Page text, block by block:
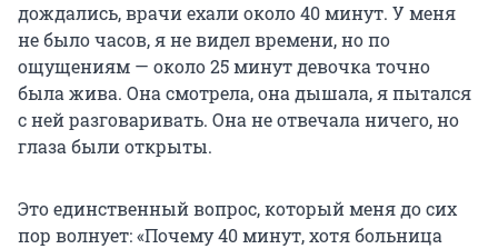
дождались, врачи ехали около 40 минут. У меня
не было часов, я не видел времени, но по
ощущениям — около 25 минут девочка точно
была жива. Она смотрела, она дышала, я пытался
с ней разговаривать. Она не отвечала ничего, но
глаза были открыты.
Это единственный вопрос, который меня до сих
пор волнует: «Почему 40 минут, хотя больница